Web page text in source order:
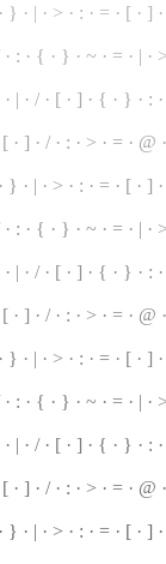
} · | · > · : · = · [ · ]
: · { · } · ~ · = · | ·
| · / · [ · ] · { · } · :
· ] · / · : · > · = · @
} · | · > · : · = · [ · ]
· : · { · } · ~ · = · | ·
| · / · [ · ] · { · } · :
[ · ] · / · : · > · = ·
} · | · > · : · = · [ · ]
: · { · } · ~ · = · | ·
· | · / · [ · ] · { · } · :
· ] · / · : · > · = · @
} · | · > · : · = · [ · ]